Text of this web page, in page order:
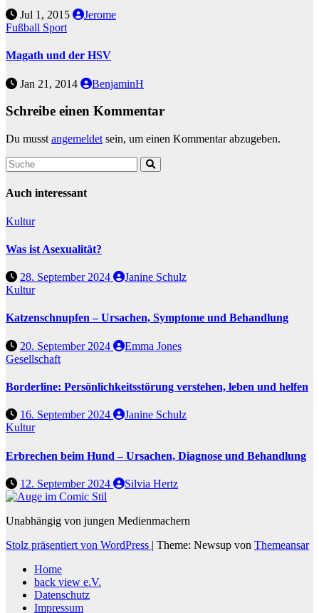
Jul 1, 2015
Jerome
Fußball Sport
Magath und der HSV
Jan 21, 2014 BenjaminH
Schreibe einen Kommentar
Du musst angemeldet sein, um einen Kommentar abzugeben.
Auch interessant
Kultur
Was ist Asexualität?
28. September 2024
Janine Schulz
Kultur
Katzenschnupfen – Ursachen, Symptome und Behandlung
20. September 2024
Emma Jones
Gesellschaft
Borderline: Persönlichkeitsstörung verstehen, leben und helfen
16. September 2024
Janine Schulz
Kultur
Erbrechen beim Hund – Ursachen, Diagnose und Behandlung
12. September 2024 Silvia Hertz
Unabhängig von jungen Medienmachern
Stolz präsentiert von WordPress | Theme: Newsup von Themeansar
Home
back view e.V.
Datenschutz
Impressum